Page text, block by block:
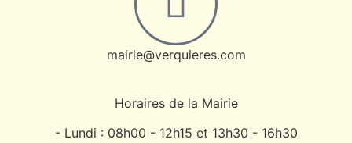
mairie@verquieres.com
Horaires de la Mairie
- Lundi : 08h00 - 12h15 et 13h30 - 16h30